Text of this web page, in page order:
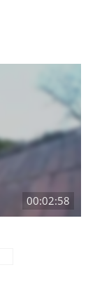
00:02:58